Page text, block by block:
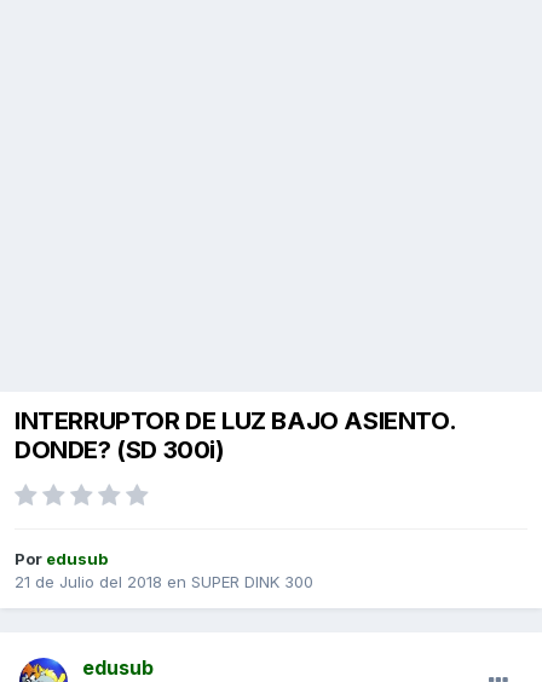
INTERRUPTOR DE LUZ BAJO ASIENTO.
DONDE? (SD 300i)
Por edusub
21 de Julio del 2018 en SUPER DINK 300
edusub